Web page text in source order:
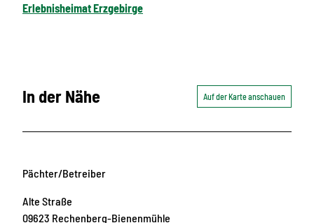
Erlebnisheimat Erzgebirge
In der Nähe Auf der Karte anschauen
Pächter/Betreiber
Alte Straße
09623 Rechenberg-Bienenmühle